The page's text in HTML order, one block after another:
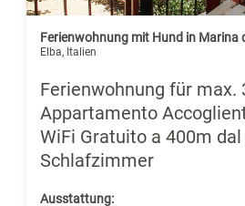
Ferienwohnung mit Hund in Marina
Elba, Italien
Ferienwohnung für max.
Appartamento
WiFi Gratuito a 400m dal
Schlafzimmer
Ausstattung: